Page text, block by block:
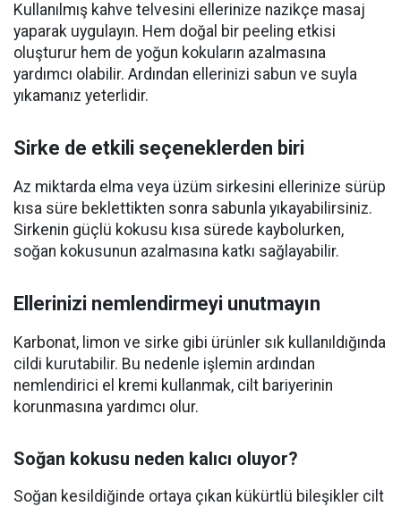
Kullanılmış kahve telvesini ellerinize nazikçe masaj
yaparak uygulayın. Hem doğal bir peeling etkisi
oluşturur hem de yoğun kokuların azalmasına
yardımcı olabilir. Ardından ellerinizi sabun ve suyla
yıkamanız yeterlidir.
Sirke de etkili seçeneklerden biri
Az miktarda elma veya üzüm sirkesini ellerinize sürüp
kısa süre beklettikten sonra sabunla yıkayabilirsiniz.
Sirkenin güçlü kokusu kısa sürede kaybolurken,
soğan kokusunun azalmasına katkı sağlayabilir.
Ellerinizi nemlendirmeyi unutmayın
Karbonat, limon ve sirke gibi ürünler sık kullanıldığında
cildi kurutabilir. Bu nedenle işlemin ardından
nemlendirici el kremi kullanmak, cilt bariyerinin
korunmasına yardımcı olur.
Soğan kokusu neden kalıcı oluyor?
Soğan kesildiğinde ortaya çıkan kükürtlü bileşikler cilt